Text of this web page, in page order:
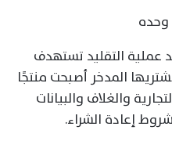
التقليد تستهدف
المدخر أصبحت منتجًا
والغلاف والبيانات
إعادة الشراء.